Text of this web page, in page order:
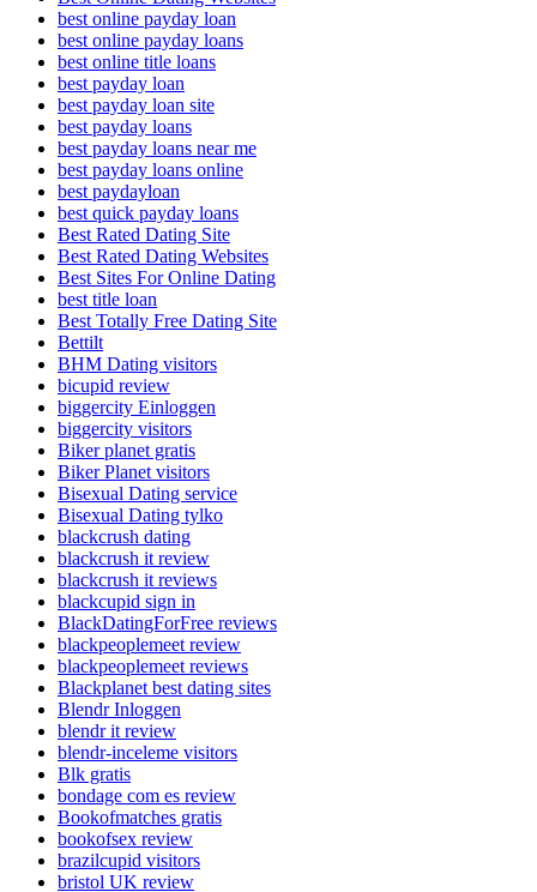
best online payday loan
best online payday loans
best online title loans
best payday loan
best payday loan site
best payday loans
best payday loans near me
best payday loans online
best paydayloan
best quick payday loans
Best Rated Dating Site
Best Rated Dating Websites
Best Sites For Online Dating
best title loan
Best Totally Free Dating Site
Bettilt
BHM Dating visitors
bicupid review
biggercity Einloggen
biggercity visitors
Biker planet gratis
Biker Planet visitors
Bisexual Dating service
Bisexual Dating tylko
blackcrush dating
blackcrush it review
blackcrush it reviews
blackcupid sign in
BlackDatingForFree reviews
blackpeoplemeet review
blackpeoplemeet reviews
Blackplanet best dating sites
Blendr Inloggen
blendr it review
blendr-inceleme visitors
Blk gratis
bondage com es review
Bookofmatches gratis
bookofsex review
brazilcupid visitors
bristol UK review